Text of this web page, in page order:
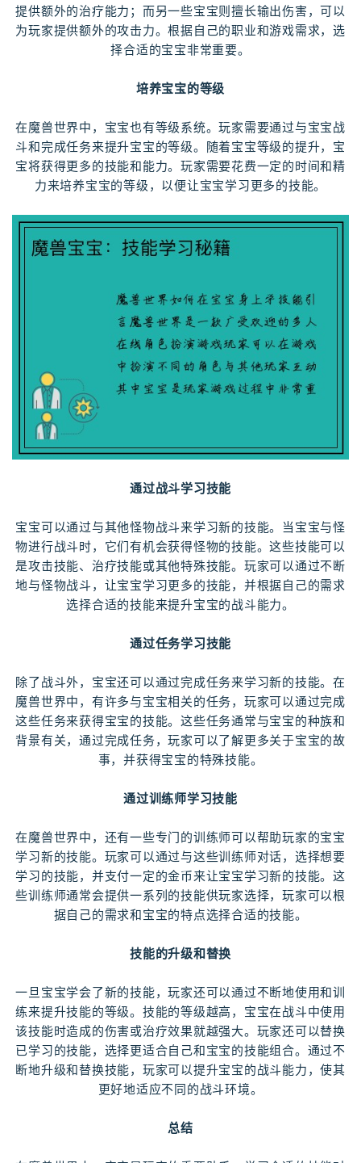
提供额外的治疗能力；而另一些宝宝则擅长输出伤害，可以
为玩家提供额外的攻击力。根据自己的职业和游戏需求，选
择合适的宝宝非常重要。
培养宝宝的等级
在魔兽世界中，宝宝也有等级系统。玩家需要通过与宝宝战
斗和完成任务来提升宝宝的等级。随着宝宝等级的提升，宝
宝将获得更多的技能和能力。玩家需要花费一定的时间和精
力来培养宝宝的等级，以便让宝宝学习更多的技能。
通过战斗学习技能
宝宝可以通过与其他怪物战斗来学习新的技能。当宝宝与怪
物进行战斗时，它们有机会获得怪物的技能。这些技能可以
是攻击技能、治疗技能或其他特殊技能。玩家可以通过不断
地与怪物战斗，让宝宝学习更多的技能，并根据自己的需求
选择合适的技能来提升宝宝的战斗能力。
通过任务学习技能
除了战斗外，宝宝还可以通过完成任务来学习新的技能。在
魔兽世界中，有许多与宝宝相关的任务，玩家可以通过完成
这些任务来获得宝宝的技能。这些任务通常与宝宝的种族和
背景有关，通过完成任务，玩家可以了解更多关于宝宝的故
事，并获得宝宝的特殊技能。
通过训练师学习技能
在魔兽世界中，还有一些专门的训练师可以帮助玩家的宝宝
学习新的技能。玩家可以通过与这些训练师对话，选择想要
学习的技能，并支付一定的金币来让宝宝学习新的技能。这
些训练师通常会提供一系列的技能供玩家选择，玩家可以根
据自己的需求和宝宝的特点选择合适的技能。
技能的升级和替换
一旦宝宝学会了新的技能，玩家还可以通过不断地使用和训
练来提升技能的等级。技能的等级越高，宝宝在战斗中使用
该技能时造成的伤害或治疗效果就越强大。玩家还可以替换
已学习的技能，选择更适合自己和宝宝的技能组合。通过不
断地升级和替换技能，玩家可以提升宝宝的战斗能力，使其
更好地适应不同的战斗环境。
总结